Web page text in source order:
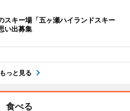
スキー場「五ヶ瀬ハイランドスキー
い出募集
もっと見る
食べる